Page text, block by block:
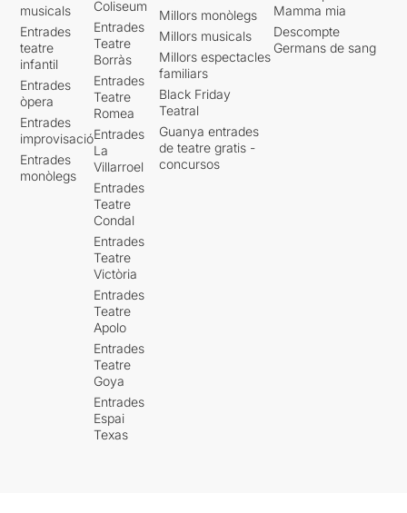
musicals
Entrades
teatre
infantil
Entrades
òpera
Entrades
improvisació
Entrades
monòlegs
Coliseum
Entrades
Teatre
Borràs
Entrades
Teatre
Romea
Entrades
La
Villarroel
Entrades
Teatre
Condal
Entrades
Teatre
Victòria
Entrades
Teatre
Apolo
Entrades
Teatre
Goya
Entrades
Espai
Texas
Millors monòlegs
Millors musicals
Millors espectacles
familiars
Black Friday
Teatral
Guanya entrades
de teatre gratis -
concursos
Mamma mia
Descompte
Germans de sang